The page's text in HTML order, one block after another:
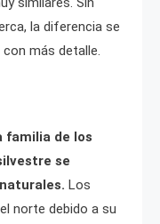
la diferencia se
más detalle.
familia de los
se
Los
norte debido a su